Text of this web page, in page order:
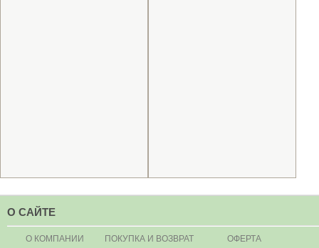
О САЙТЕ
О КОМПАНИИ ПОКУПКА И ВОЗВРАТ ОФЕРТА